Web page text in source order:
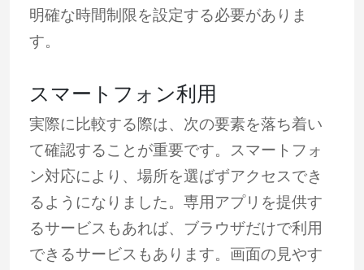
明確な時間制限を設定する必要がありま
す。
スマートフォン利用
実際に比較する際は、次の要素を落ち着い
て確認することが重要です。スマートフォ
ン対応により、場所を選ばずアクセスでき
るようになりました。専用アプリを提供す
るサービスもあれば、ブラウザだけで利用
できるサービスもあります。画面の見やす